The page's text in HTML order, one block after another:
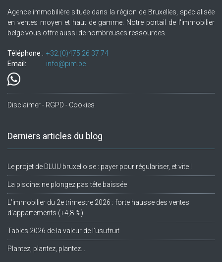
Agence immobilière située dans la région de Bruxelles, spécialisée
en ventes moyen et haut de gamme. Notre portail de l'immobilier
belge vous offre aussi de nombreuses ressources.
Téléphone : +32.(0)475 26 37 74
Email:
info@pim.be
Disclaimer - RGPD - Cookies
Derniers articles du blog
Le projet de DLUU bruxelloise : payer pour régulariser, et vite !
La piscine: ne plongez pas tête baissée
L’immobilier du 2e trimestre 2026 : forte hausse des ventes
d’appartements (+4,8 %)
Tables 2026 de la valeur de l’usufruit
Plantez, plantez, plantez…